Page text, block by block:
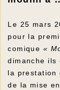
Le 25 mars
pour la
comique «
dimanche ils
la prestation
de la mise